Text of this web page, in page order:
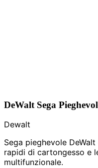
DeWalt Sega
Dewalt
Sega pieghevole
rapidi di cartongesso e
multifunzionale.